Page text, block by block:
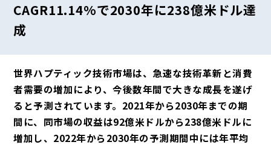
CAGR11.14%で2030年に238億米ドル達
成
世界ハプティック技術市場は、急速な技術革新と消費
者需要の増加により、今後数年間で大きな成長を遂げ
ると予測されています。2021年から2030年までの期
間に、同市場の収益は92億米ドルから238億米ドルに
増加し、2022年から2030年の予測期間中には年平均